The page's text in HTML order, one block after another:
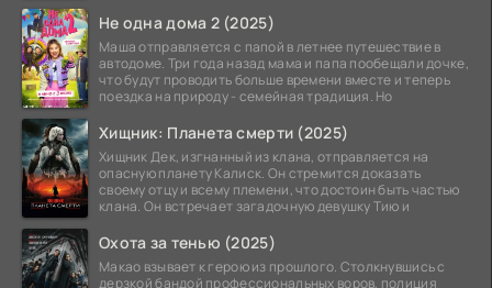
Не одна дома 2 (2025)
Маша отправляется с папой в летнее путешествие в
автодоме. Три года назад мама и папа пообещали дочке,
что будут проводить больше времени вместе и теперь
поездка на природу - семейная традиция. Но
Хищник: Планета смерти (2025)
Хищник Дек, изгнанный из клана, отправляется на
опасную планету Калиск. Он стремится доказать
своему отцу и всему племени, что достоин быть частью
клана. Он встречает загадочную девушку Тию и
Охота за тенью (2025)
Макао взывает к герою из прошлого. Столкнувшись с
дерзкой бандой профессиональных воров, полиция